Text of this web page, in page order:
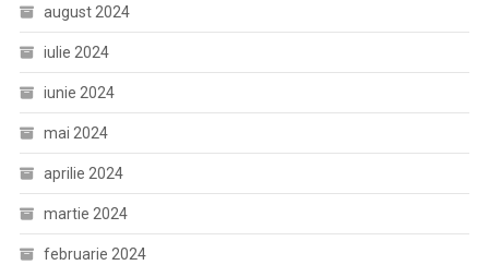
august 2024
iulie 2024
iunie 2024
mai 2024
aprilie 2024
martie 2024
februarie 2024